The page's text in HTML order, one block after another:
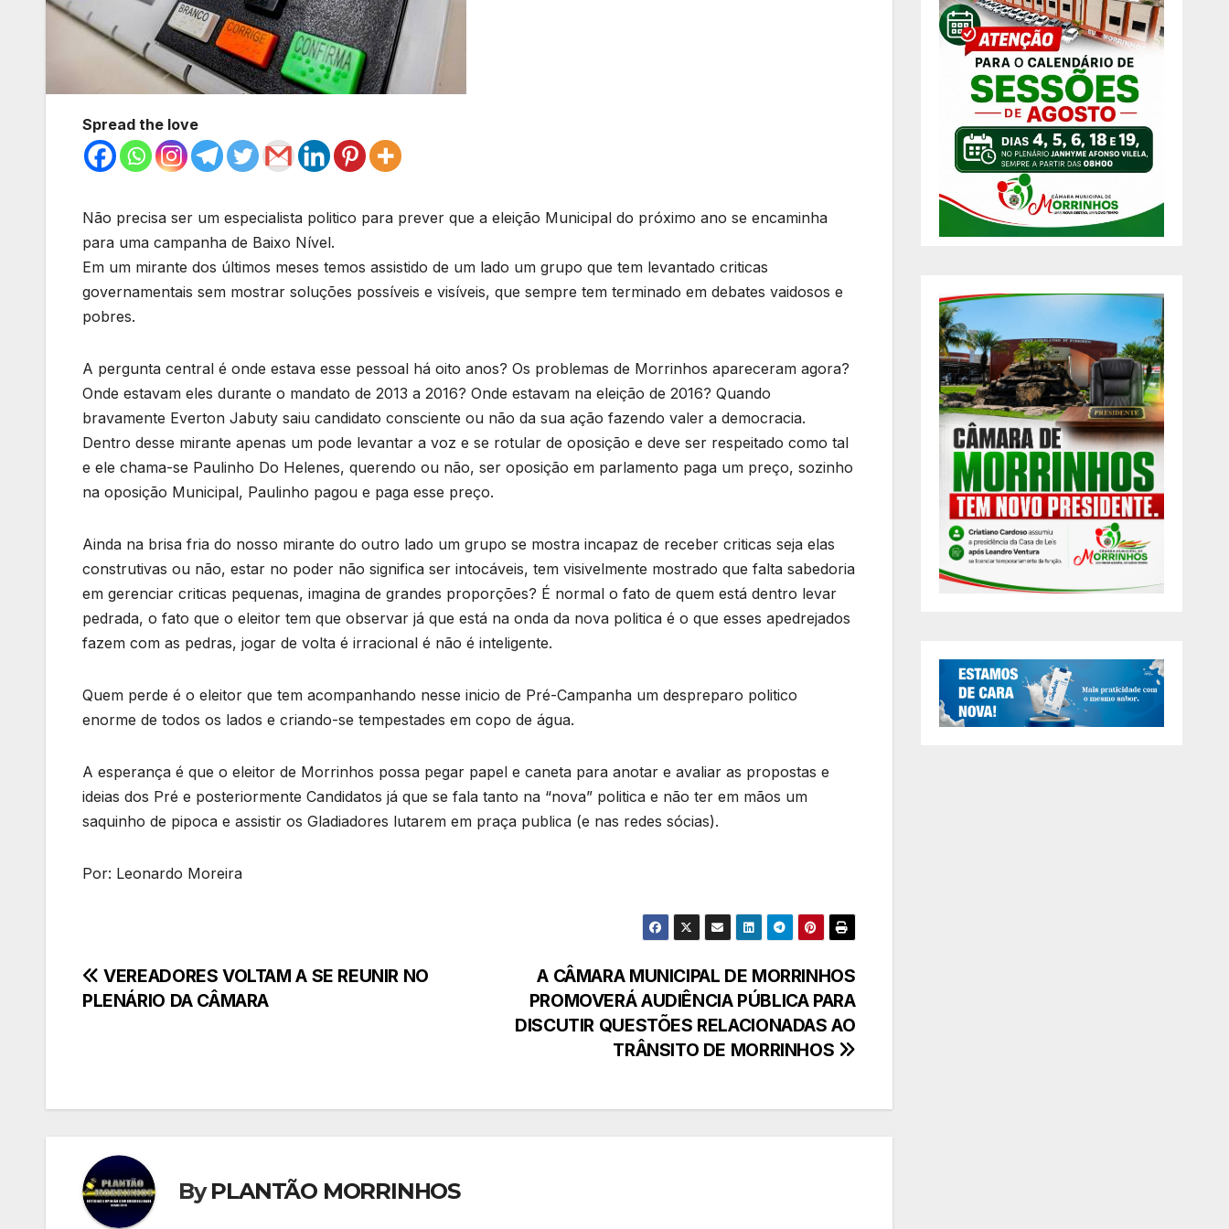
Spread the love
Não precisa ser um especialista politico para prever que a eleição Municipal do próximo ano se encaminha
para uma campanha de Baixo Nível.
Em um mirante dos últimos meses temos assistido de um lado um grupo que tem levantado criticas
governamentais sem mostrar soluções possíveis e visíveis, que sempre tem terminado em debates vaidosos e
pobres.
A pergunta central é onde estava esse pessoal há oito anos? Os problemas de Morrinhos apareceram agora?
Onde estavam eles durante o mandato de 2013 a 2016? Onde estavam na eleição de 2016? Quando
bravamente Everton Jabuty saiu candidato consciente ou não da sua ação fazendo valer a democracia.
Dentro desse mirante apenas um pode levantar a voz e se rotular de oposição e deve ser respeitado como tal
e ele chama-se Paulinho Do Helenes, querendo ou não, ser oposição em parlamento paga um preço, sozinho
na oposição Municipal, Paulinho pagou e paga esse preço.
Ainda na brisa fria do nosso mirante do outro lado um grupo se mostra incapaz de receber criticas seja elas
construtivas ou não, estar no poder não significa ser intocáveis, tem visivelmente mostrado que falta sabedoria
em gerenciar criticas pequenas, imagina de grandes proporções? É normal o fato de quem está dentro levar
pedrada, o fato que o eleitor tem que observar já que está na onda da nova politica é o que esses apedrejados
fazem com as pedras, jogar de volta é irracional é não é inteligente.
Quem perde é o eleitor que tem acompanhando nesse inicio de Pré-Campanha um despreparo politico
enorme de todos os lados e criando-se tempestades em copo de água.
A esperança é que o eleitor de Morrinhos possa pegar papel e caneta para anotar e avaliar as propostas e
ideias dos Pré e posteriormente Candidatos já que se fala tanto na “nova” politica e não ter em mãos um
saquinho de pipoca e assistir os Gladiadores lutarem em praça publica (e nas redes sócias).
Por: Leonardo Moreira
Navegação
A CÂMARA MUNICIPAL DE MORRINHOS
PROMOVERÁ AUDIÊNCIA PÚBLICA PARA
DISCUTIR QUESTÕES RELACIONADAS AO
TRÂNSITO DE MORRINHOS
VEREADORES VOLTAM A SE REUNIR NO
PLENÁRIO DA CÂMARA
ByPLANTÃO MORRINHOS